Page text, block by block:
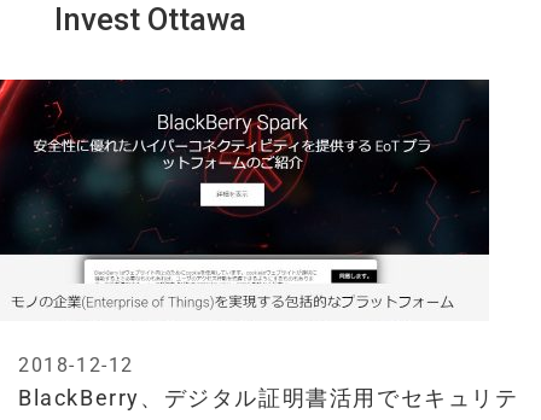
Invest Ottawa
BlackBerry、デジタル証明書活用でセキュリテ
2018-12-12